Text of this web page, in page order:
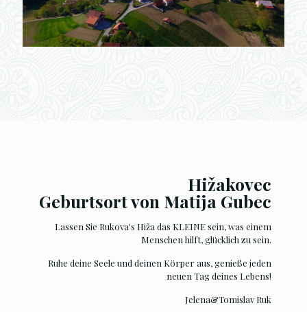
Hižakovec
Geburtsort von Matija Gubec
Lassen Sie Rukova's Hiža das KLEINE sein, was einem
Menschen hilft, glücklich zu sein.
Ruhe deine Seele und deinen Körper aus, genieße jeden
neuen Tag deines Lebens!
Jelena&Tomislav Ruk